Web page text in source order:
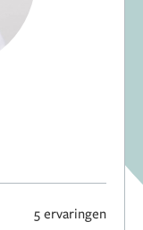
5 ervaringen